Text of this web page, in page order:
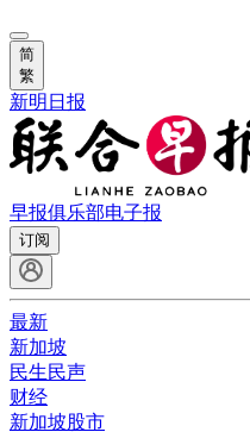
简
繁
新明日报
早报俱乐部电子报
订阅
最新
新加坡
民生民声
财经
新加坡股市